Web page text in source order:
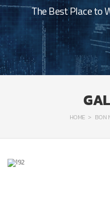
The Best Place to
HOME BON